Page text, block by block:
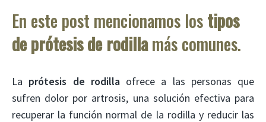
En este post mencionamos lostipos
de prótesis de rodillamás comunes.
La prótesis de rodillaofrece a las personas que
sufren dolor por artrosis, una solución efectiva para
recuperar la función normal de la rodilla y reducir las